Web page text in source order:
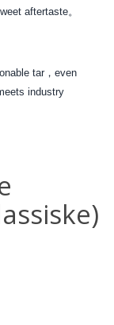
aftertaste。
tar，even
industry